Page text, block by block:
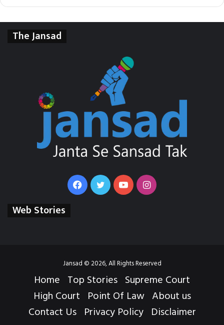
The Jansad
FacebookTwitterYouTubeInstagram
Web Stories
Jansad © 2026, All Rights Reserved
Home Top Stories Supreme Court
High Court Point Of Law About us
Contact Us Privacy Policy Disclaimer